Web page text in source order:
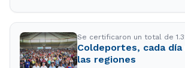
Se certificaron un total de
Coldeportes, cada día
las regiones